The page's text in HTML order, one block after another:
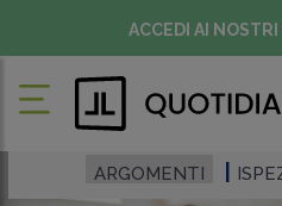
ACCEDI AI NOSTRI
ARGOMENTI